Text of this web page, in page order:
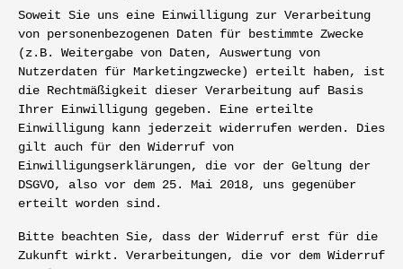
Soweit Sie uns eine Einwilligung zur Verarbeitung
von personenbezogenen Daten für bestimmte Zwecke
(z.B. Weitergabe von Daten, Auswertung von
Nutzerdaten für Marketingzwecke) erteilt haben, ist
die Rechtmäßigkeit dieser Verarbeitung auf Basis
Ihrer Einwilligung gegeben. Eine erteilte
Einwilligung kann jederzeit widerrufen werden. Dies
gilt auch für den Widerruf von
Einwilligungserklärungen, die vor der Geltung der
DSGVO, also vor dem 25. Mai 2018, uns gegenüber
erteilt worden sind.
Bitte beachten Sie, dass der Widerruf erst für die
Zukunft wirkt. Verarbeitungen, die vor dem Widerruf